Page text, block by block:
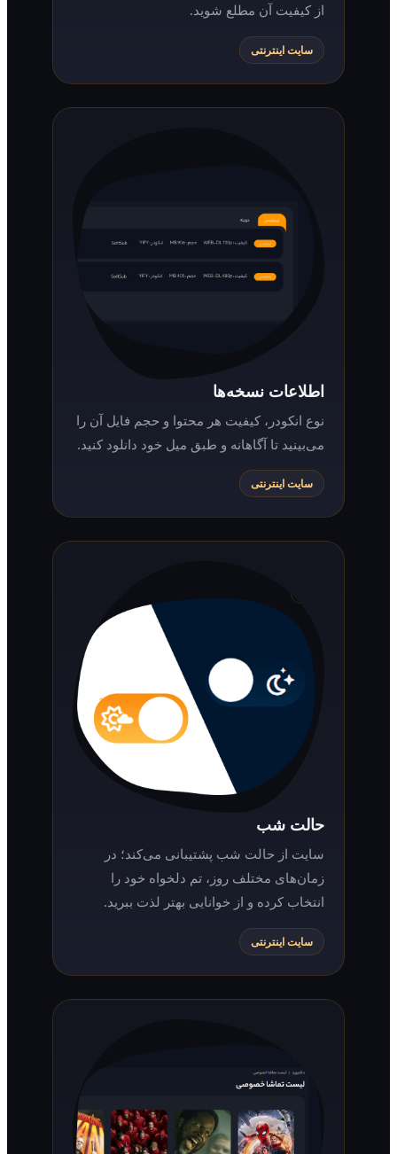
از کیفیت آن مطلع شوید.
سایت اینترنتی
اطلاعات نسخه‌ها
نوع انکودر، کیفیت هر محتوا و حجم فایل آن را
می‌بینید تا آگاهانه و طبق میل خود دانلود کنید.
سایت اینترنتی
حالت شب
سایت از حالت شب پشتیبانی می‌کند؛ در
زمان‌های مختلف روز، تم دلخواه خود را
انتخاب کرده و از خوانایی بهتر لذت ببرید.
سایت اینترنتی